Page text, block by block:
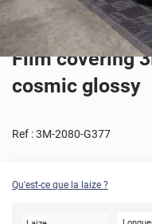
Film covering
cosmic glossy
Ref :3M-2080-G377
Qu'est-ce que la laize ?